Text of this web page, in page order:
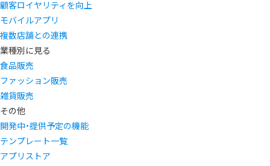
顧客ロイヤリティを向上
モバイルアプリ
複数店舗との連携
業種別に見る
食品販売
ファッション販売
雑貨販売
その他
開発中・提供予定の機能
テンプレート一覧
アプリストア